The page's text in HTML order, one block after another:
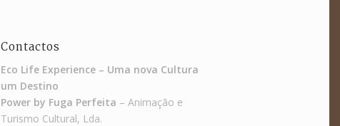
Contactos
Eco Life Experience – Uma nova Cultura
um Destino
Power by Fuga Perfeita – Animação e
Turismo Cultural, Lda.